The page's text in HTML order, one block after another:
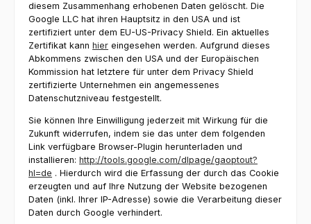
diesem Zusammenhang erhobenen Daten gelöscht. Die
Google LLC hat ihren Hauptsitz in den USA und ist
zertifiziert unter dem EU-US-Privacy Shield. Ein aktuelles
Zertifikat kann hier eingesehen werden. Aufgrund dieses
Abkommens zwischen den USA und der Europäischen
Kommission hat letztere für unter dem Privacy Shield
zertifizierte Unternehmen ein angemessenes
Datenschutzniveau festgestellt.
Sie können Ihre Einwilligung jederzeit mit Wirkung für die
Zukunft widerrufen, indem sie das unter dem folgenden
Link verfügbare Browser-Plugin herunterladen und
installieren: http://tools.google.com/dlpage/gaoptout?
hl=de . Hierdurch wird die Erfassung der durch das Cookie
erzeugten und auf Ihre Nutzung der Website bezogenen
Daten (inkl. Ihrer IP-Adresse) sowie die Verarbeitung dieser
Daten durch Google verhindert.